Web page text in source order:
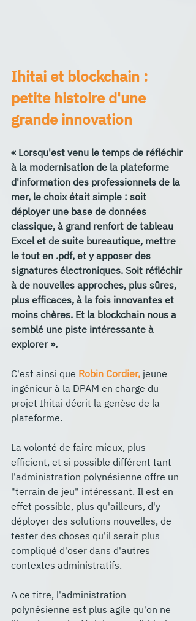
Ihitai et blockchain :
petite histoire d'une
grande innovation
« Lorsqu'est venu le temps de réfléchir
à la modernisation de la plateforme
d'information des professionnels de la
mer, le choix était simple : soit
déployer une base de données
classique, à grand renfort de tableau
Excel et de suite bureautique, mettre
le tout en .pdf, et y apposer des
signatures électroniques. Soit réfléchir
à de nouvelles approches, plus sûres,
plus efficaces, à la fois innovantes et
moins chères. Et la blockchain nous a
semblé une piste intéressante à
explorer ».
C'est ainsi que Robin Cordier, jeune
ingénieur à la DPAM en charge du
projet Ihitai décrit la genèse de la
plateforme.
La volonté de faire mieux, plus
efficient, et si possible différent tant
l'administration polynésienne offre un
"terrain de jeu" intéressant. Il est en
effet possible, plus qu'ailleurs, d'y
déployer des solutions nouvelles, de
tester des choses qu'il serait plus
compliqué d'oser dans d'autres
contextes administratifs.
A ce titre, l'administration
polynésienne est plus agile qu'on ne